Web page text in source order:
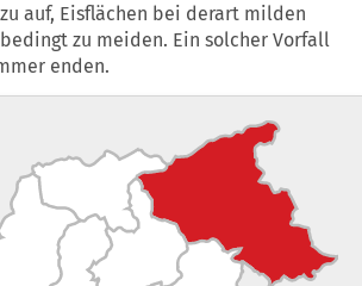
auf, Eisflächen bei derart milden
zu meiden. Ein solcher Vorfall
enden.